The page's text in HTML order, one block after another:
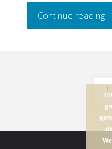
Continue reading
1